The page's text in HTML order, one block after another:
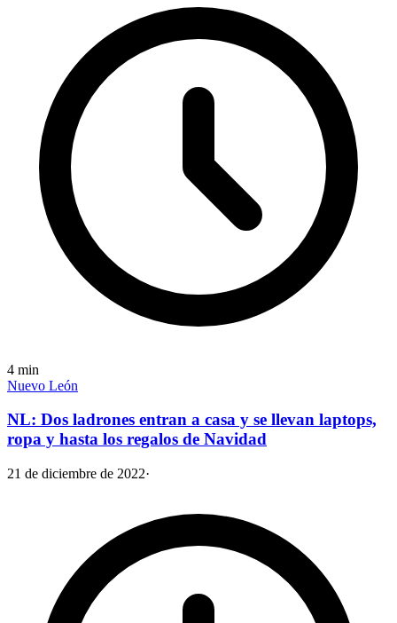
4 min
Nuevo León
NL: Dos ladrones entran a casa y se llevan laptops,
ropa y hasta los regalos de Navidad
21 de diciembre de 2022·